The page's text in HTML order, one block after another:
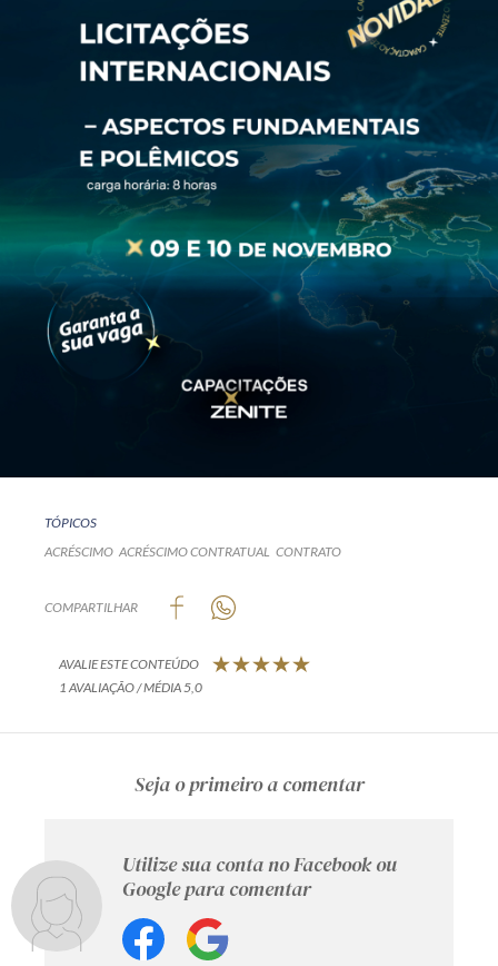
TÓPICOS
ACRÉSCIMO ACRÉSCIMO CONTRATUAL CONTRATO
COMPARTILHAR
AVALIE ESTE CONTEÚDO
1 AVALIAÇÃO / MÉDIA 5,0
Seja o primeiro a comentar
Utilize sua conta no Facebook ou
Google para comentar